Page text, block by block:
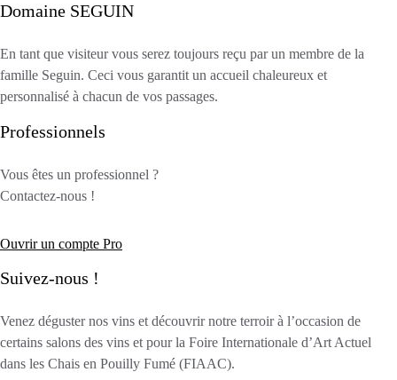
Domaine SEGUIN
En tant que visiteur vous serez toujours reçu par un membre de la
famille Seguin. Ceci vous garantit un accueil chaleureux et
personnalisé à chacun de vos passages.
Professionnels
Vous êtes un professionnel ?
Contactez-nous !
Ouvrir un compte Pro
Suivez-nous !
Venez déguster nos vins et découvrir notre terroir à l’occasion de
certains salons des vins et pour la Foire Internationale d’Art Actuel
dans les Chais en Pouilly Fumé (FIAAC).